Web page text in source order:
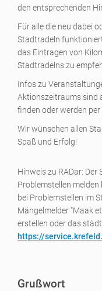
den entsprechenden
Für alle die neu dabei
Stadtradeln
das Eintragen von
Stadtradelns zu
Infos zu
Aktionszeitraums sind
finden oder werden per
Wir wünschen allen
Spaß und Erfolg!
Hinweis zu RADar: Der
Problemstellen
bei Problemstellen im
Mängelmelder "Maak
erstellen oder das
https://
Grußwort